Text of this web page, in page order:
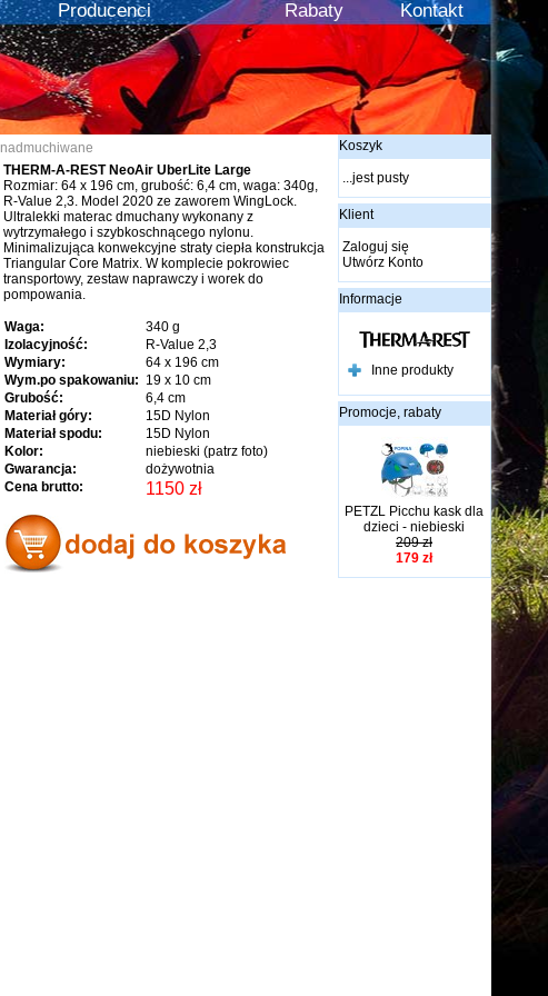
Producenci Rabaty Kontakt
nadmuchiwane
THERM-A-REST NeoAir UberLite Large
Rozmiar: 64 x 196 cm, grubość: 6,4 cm, waga: 340g,
R-Value 2,3. Model 2020 ze zaworem WingLock.
Ultralekki materac dmuchany wykonany z
wytrzymałego i szybkoschnącego nylonu.
Minimalizująca konwekcyjne straty ciepła konstrukcja
Triangular Core Matrix. W komplecie pokrowiec
transportowy, zestaw naprawczy i worek do
pompowania.
Waga:
340 g
Izolacyjność:
R-Value 2,3
Wymiary:
64 x 196 cm
Wym.po spakowaniu: 19 x 10 cm
Grubość:
6,4 cm
Materiał góry:
15D Nylon
Materiał spodu:
15D Nylon
Kolor:
niebieski (patrz foto)
Gwarancja:
dożywotnia
Cena brutto:
1150 zł
Koszyk
...jest pusty
Klient
Zaloguj się
Utwórz Konto
Informacje
Inne produkty
Promocje, rabaty
PETZL Picchu kask dla
dzieci - niebieski
209 zł
179 zł